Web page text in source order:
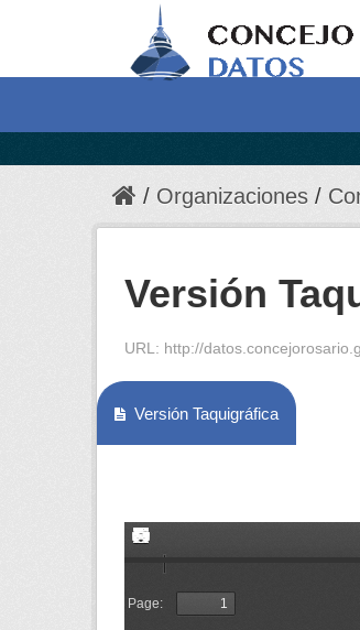
Organizaciones
Versión
URL: http://
Versión Taquigráfica